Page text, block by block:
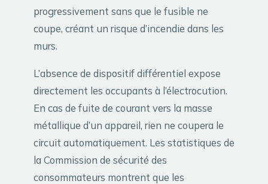
progressivement sans que le fusible ne
coupe, créant un risque d’incendie dans les
murs.
L’absence de dispositif différentiel expose
directement les occupants à l’électrocution.
En cas de fuite de courant vers la masse
métallique d’un appareil, rien ne coupera le
circuit automatiquement. Les statistiques de
la Commission de sécurité des
consommateurs montrent que les